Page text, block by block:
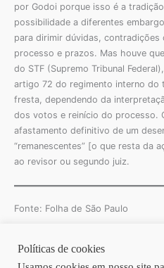
por Godoi porque isso é a
possibilidade a diferentes
para dirimir dúvidas, contradições
processo e prazos. Mas houve
do STF (Supremo Tribunal
artigo 72 do regimento interno do
fresta, dependendo da
dos votos e reinício do processo.
afastamento definitivo de um
“remanescentes” [o que resta da
ao revisor ou segundo juiz.
Fonte: Folha de São Paulo
Copyright © 2026 |
Políticas de cookies